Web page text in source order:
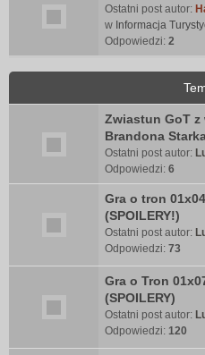
Ostatni post autor:
w Informacja
Odpowiedzi: 2
Zwiastun GoT z
Brandona
Ostatni post autor:
Odpowiedzi: 6
Gra o tron
(SPOILERY!)
Ostatni post autor:
Odpowiedzi: 73
Gra o Tron
(SPOILERY)
Ostatni post autor:
Odpowiedzi: 120